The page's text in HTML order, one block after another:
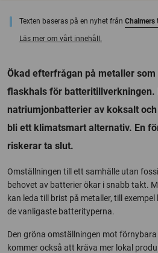
Texten baseras på en nyhet från Chalmers
Läs mer om vårt innehåll.
Ökad efterfrågan på metaller
flaskhals för batteritillverkningen.
natriumjonbatterier av koksalt
bli ett klimatsmart alternativ. En
riskerar ta slut.
Omställningen till ett samhälle utan
behovet av batterier ökar i snabb takt.
kan leda till brist på metaller, till
de vanligaste batterityperna.
Den gröna omställningen mot
kommer också att kräva mer lokal